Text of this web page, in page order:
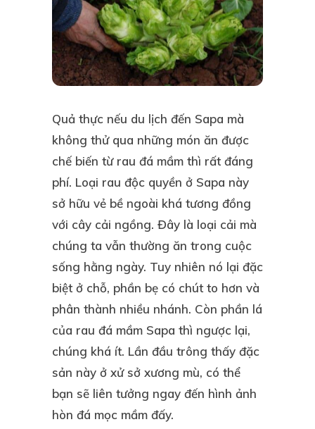
Quả thực nếu du lịch đến Sapa mà
không thử qua những món ăn được
chế biến từ rau đá mầm thì rất đáng
phí. Loại rau độc quyền ở Sapa này
sở hữu vẻ bề ngoài khá tương đồng
với cây cải ngồng. Đây là loại cải mà
chúng ta vẫn thường ăn trong cuộc
sống hằng ngày. Tuy nhiên nó lại đặc
biệt ở chỗ, phần bẹ có chút to hơn và
phân thành nhiều nhánh. Còn phần lá
của rau đá mầm Sapa thì ngược lại,
chúng khá ít. Lần đầu trông thấy đặc
sản này ở xử sở xương mù, có thể
bạn sẽ liên tưởng ngay đến hình ảnh
hòn đá mọc mầm đấy.